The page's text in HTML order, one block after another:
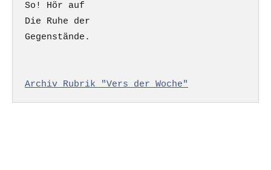
So! Hör auf
Die Ruhe der
Gegenstände.
Archiv Rubrik "Vers der Woche"